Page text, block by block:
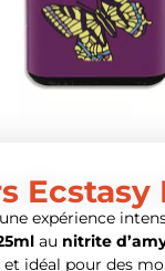
Ecstasy
expérience
au nitrite
idéal pour des